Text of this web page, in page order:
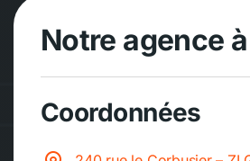
Notre agence
Coordonnées